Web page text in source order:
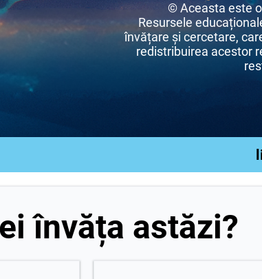
© Aceasta este
Resursele
învățare și cercetare,
redistribuirea acestor
învăța astăzi?